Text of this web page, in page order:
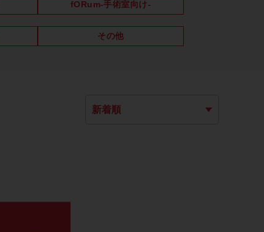
fORum-手術室向け-
その他